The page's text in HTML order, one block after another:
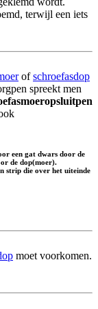
terwijl een iets
ofschroefasdop
spreekt men
een gat dwars door de
de dop(moer).
strip die over het uiteinde
moet voorkomen.